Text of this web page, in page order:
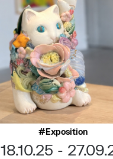
Exposition
18.10.25